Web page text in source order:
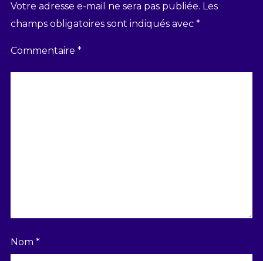
Votre adresse e-mail ne sera pas publiée. Les
champs obligatoires sont indiqués avec *
Commentaire *
Nom *